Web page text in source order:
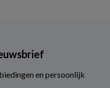
en persoonlijk